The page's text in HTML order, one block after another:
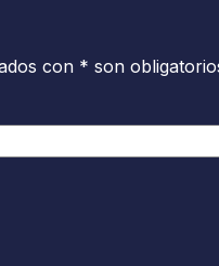
con * son